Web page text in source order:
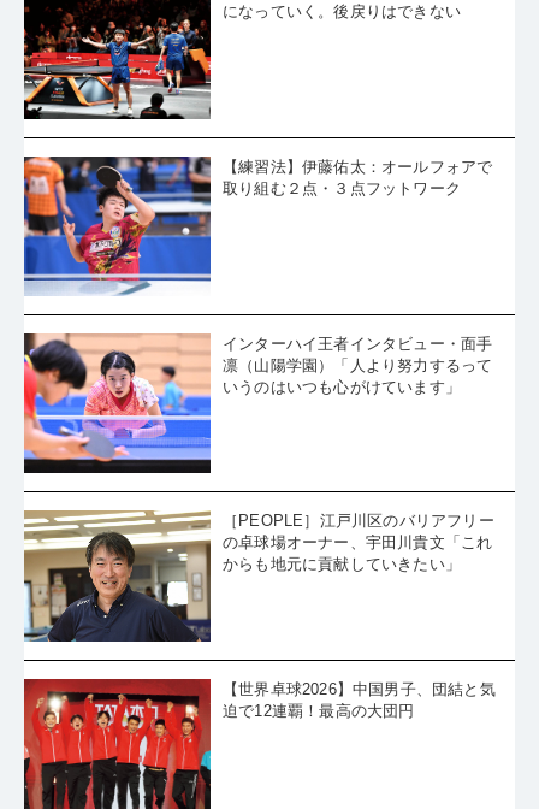
になっていく。後戻りはできない
【練習法】伊藤佑太：オールフォアで
取り組む２点・３点フットワーク
インターハイ王者インタビュー・面手
凛（山陽学園）「人より努力するって
いうのはいつも心がけています」
［PEOPLE］江戸川区のバリアフリー
の卓球場オーナー、宇田川貴文「これ
からも地元に貢献していきたい」
【世界卓球2026】中国男子、団結と気
迫で12連覇！最高の大団円